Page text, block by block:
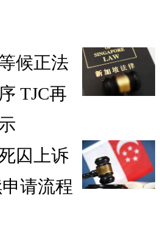
候正法
TJC再
囚上诉
请流程